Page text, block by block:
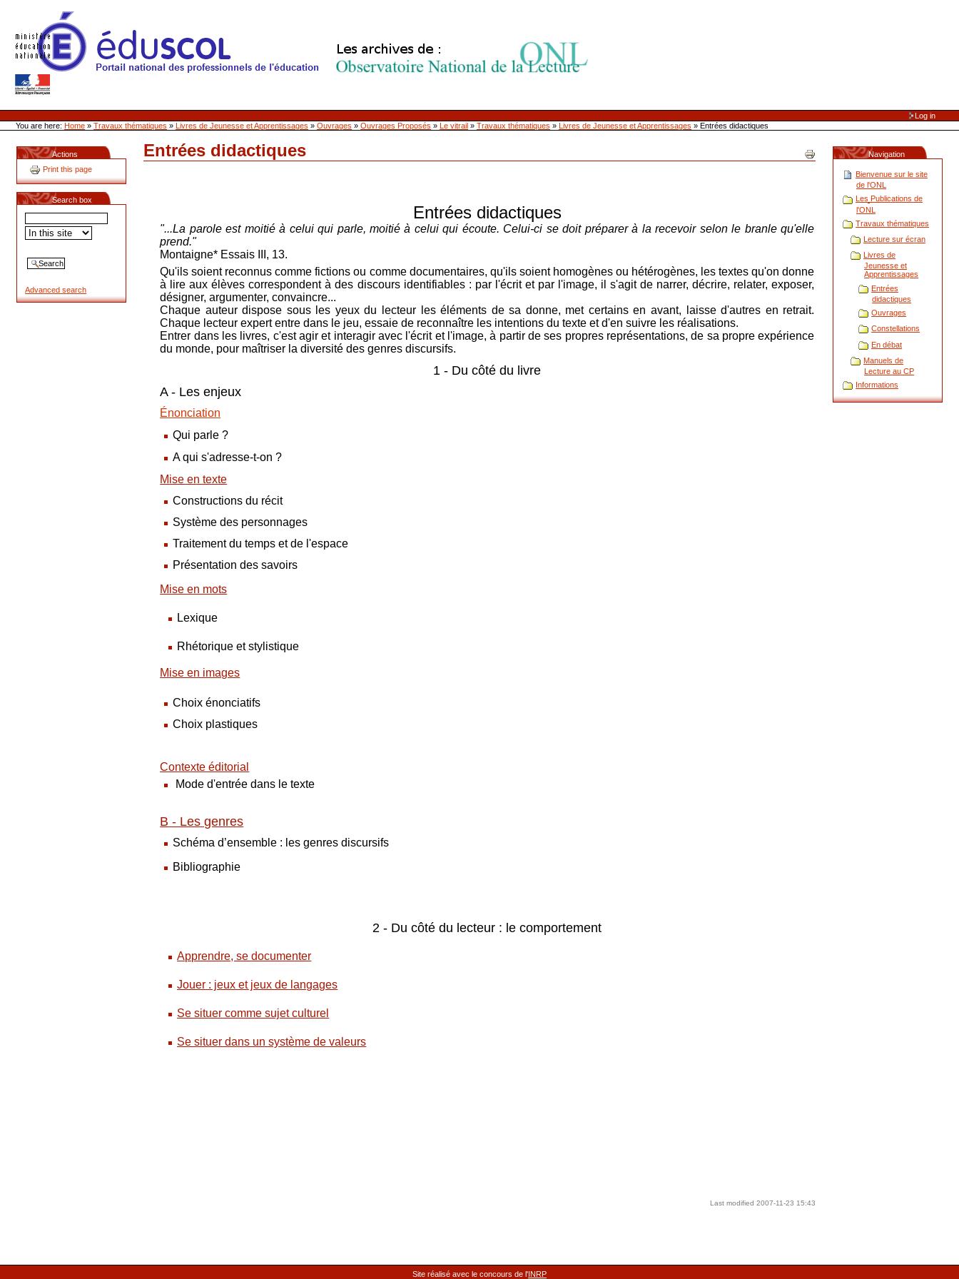
Site Web de l'ONL
Sections
Personal
tools
Log in
You are here:Home » Travaux thématiques »Livres de Jeunesse et Apprentissages »Ouvrages »Ouvrages Proposés »Le vitrail »Travaux thématiques »Livres de Jeunesse et Apprentissages »Entrées didactiques
Actions
Print this page
Search box
Advanced search
Entrées didactiques
Document
Actions
Entrées didactiques
"...La parole est moitié à celui qui parle, moitié à celui qui écoute. Celui-ci se doit préparer à la recevoir selon le branle qu'elle
prend."
Montaigne* Essais III, 13.
Qu'ils soient reconnus comme fictions ou comme documentaires, qu'ils soient homogènes ou hétérogènes, les textes qu'on donne
à lire aux élèves correspondent à des discours identifiables : par l'écrit et par l'image, il s'agit de narrer, décrire, relater, exposer,
désigner, argumenter, convaincre...
Chaque auteur dispose sous les yeux du lecteur les éléments de sa donne, met certains en avant, laisse d'autres en retrait.
Chaque lecteur expert entre dans le jeu, essaie de reconnaître les intentions du texte et d'en suivre les réalisations.
Entrer dans les livres, c'est agir et interagir avec l'écrit et l'image, à partir de ses propres représentations, de sa propre expérience
du monde, pour maîtriser la diversité des genres discursifs.
1 - Du côté du livre
A - Les enjeux
Énonciation
Qui parle ?
A qui s'adresse-t-on ?
Mise en texte
Constructions du récit
Système des personnages
Traitement du temps et de l'espace
Présentation des savoirs
Mise en mots
Lexique
Rhétorique et stylistique
Mise en images
Choix énonciatifs
Choix plastiques
Contexte éditorial
Mode d'entrée dans le texte
B - Les genres
Schéma d’ensemble : les genres discursifs
Bibliographie
2 - Du côté du lecteur : le comportement
Apprendre, se documenter
Jouer : jeux et jeux de langages
Se situer comme sujet culturel
Se situer dans un système de valeurs
Last modified 2007-11-23 15:43
Navigation
Bienvenue sur le site
de l'ONL
Les Publications de
l'ONL
Travaux thématiques
Lecture sur écran
Livres de
Jeunesse et
Apprentissages
Entrées
didactiques
Ouvrages
Constellations
En débat
Manuels de
Lecture au CP
Informations
Site réalisé avec le concours de l'INRP